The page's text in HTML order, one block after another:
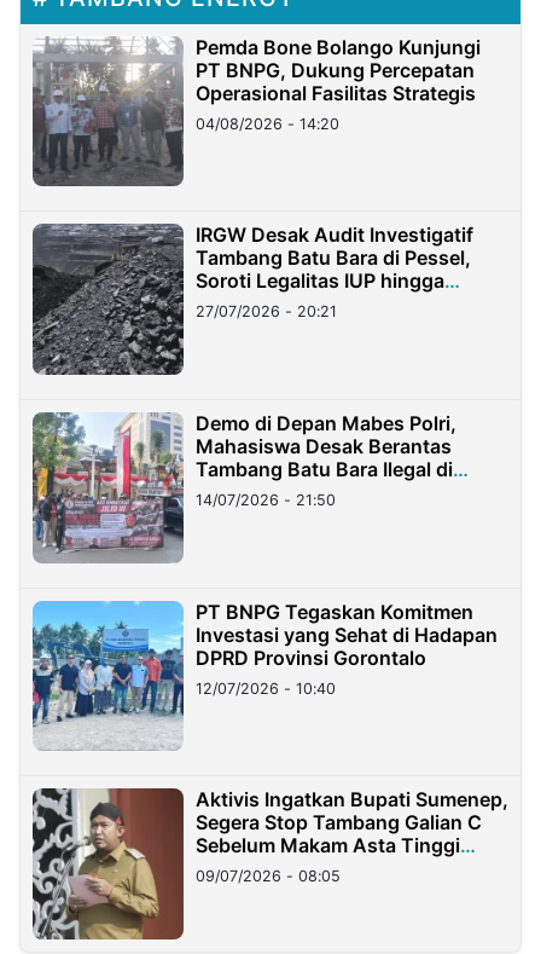
Pemda Bone Bolango Kunjungi
PT BNPG, Dukung Percepatan
Operasional Fasilitas Strategis
04/08/2026 - 14:20
IRGW Desak Audit Investigatif
Tambang Batu Bara di Pessel,
Soroti Legalitas IUP hingga
Stockpile
27/07/2026 - 20:21
Demo di Depan Mabes Polri,
Mahasiswa Desak Berantas
Tambang Batu Bara Ilegal di
Lampung
14/07/2026 - 21:50
PT BNPG Tegaskan Komitmen
Investasi yang Sehat di Hadapan
DPRD Provinsi Gorontalo
12/07/2026 - 10:40
Aktivis Ingatkan Bupati Sumenep,
Segera Stop Tambang Galian C
Sebelum Makam Asta Tinggi
Longsor
09/07/2026 - 08:05